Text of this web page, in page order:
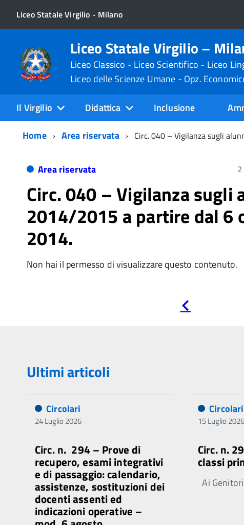
Liceo Statale Virgilio - Milano
Liceo Statale Virgilio –
Liceo Classico - Liceo Scientifico - Liceo
Liceo delle Scienze Umane - Opz.
Il Virgilio Didattica Inclusione
Home
Area riservata Circ. 040 – Vigilanza sugli
Area riservata
Circ. 040 – Vigilanza sugli
2014/2015 a partire dal 6
2014.
Non hai il permesso di visualizzare questo contenuto.
precedente
Ultimi articoli
Circolari
24 Luglio 2026
Circ. n. 294 – Prove di
recupero, esami integrativi
e di passaggio: calendario,
assistenze, sostituzioni dei
docenti assenti ed
indicazioni operative –
Circolari
15 Luglio 2026
Circ. n.
classi
Ai